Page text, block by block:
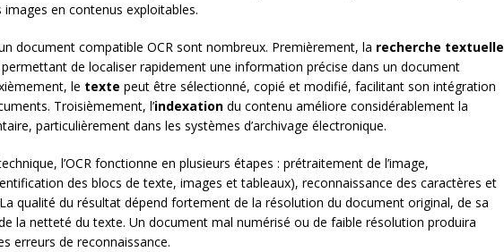
en contenus exploitables.
document compatible OCR sont nombreux. Premièrement, la recherche textuelle
de localiser rapidement une information précise dans un document
le texte peut être sélectionné, copié et modifié, facilitant son intégration
Troisièmement, l’indexation du contenu améliore considérablement la
particulièrement dans les systèmes d’archivage électronique.
l’OCR fonctionne en plusieurs étapes : prétraitement de l’image,
des blocs de texte, images et tableaux), reconnaissance des caractères et
qualité du résultat dépend fortement de la résolution du document original, de sa
la netteté du texte. Un document mal numérisé ou de faible résolution produira
erreurs de reconnaissance.